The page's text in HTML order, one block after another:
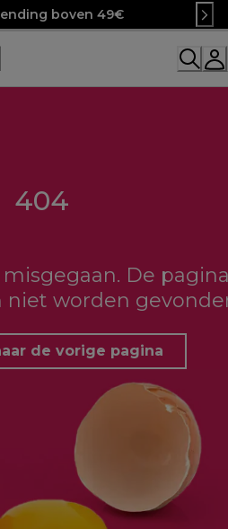
boven 49€
404
misgegaan. De
niet worden
de vorige pagina